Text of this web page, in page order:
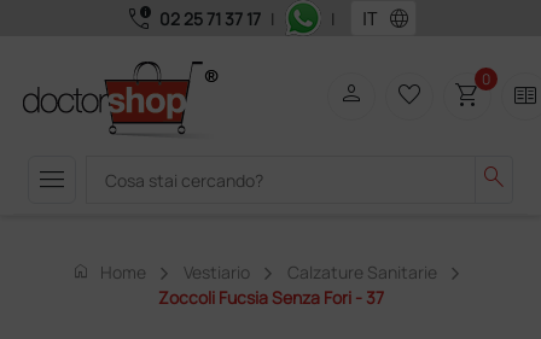
call_quality 02 25 71 37 17 | | language
menu search
person favorite_border shopping_cart0 two_pager
home Home Vestiario
Calzature Sanitarie
Zoccoli Fucsia Senza Fori - 37